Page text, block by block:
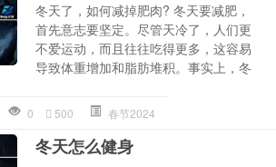
冬天了，如何减掉肥肉? 冬天要减肥，
首先意志要坚定。尽管天冷了，人们更
不爱运动，而且往往吃得更多，这容易
导致体重增加和脂肪堆积。事实上，冬
0 500 春节2024
冬天怎么健身